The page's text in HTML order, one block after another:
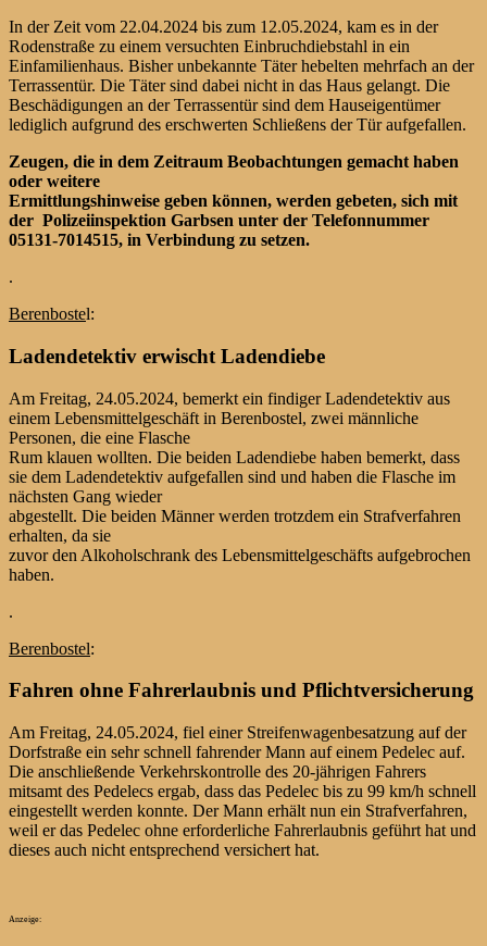
In der Zeit vom 22.04.2024 bis zum 12.05.2024, kam es in der
Rodenstraße zu einem versuchten Einbruchdiebstahl in ein
Einfamilienhaus. Bisher unbekannte Täter hebelten mehrfach an der
Terrassentür. Die Täter sind dabei nicht in das Haus gelangt. Die
Beschädigungen an der Terrassentür sind dem Hauseigentümer
lediglich aufgrund des erschwerten Schließens der Tür aufgefallen.
Zeugen, die in dem Zeitraum Beobachtungen gemacht haben
oder weitere
Ermittlungshinweise geben können, werden gebeten, sich mit
der Polizeiinspektion Garbsen unter der Telefonnummer
05131-7014515, in Verbindung zu setzen.
.
Berenbostel:
Ladendetektiv erwischt Ladendiebe
Am Freitag, 24.05.2024, bemerkt ein findiger Ladendetektiv aus
einem Lebensmittelgeschäft in Berenbostel, zwei männliche
Personen, die eine Flasche
Rum klauen wollten. Die beiden Ladendiebe haben bemerkt, dass
sie dem Ladendetektiv aufgefallen sind und haben die Flasche im
nächsten Gang wieder
abgestellt. Die beiden Männer werden trotzdem ein Strafverfahren
erhalten, da sie
zuvor den Alkoholschrank des Lebensmittelgeschäfts aufgebrochen
haben.
.
Berenbostel:
Fahren ohne Fahrerlaubnis und Pflichtversicherung
Am Freitag, 24.05.2024, fiel einer Streifenwagenbesatzung auf der
Dorfstraße ein sehr schnell fahrender Mann auf einem Pedelec auf.
Die anschließende Verkehrskontrolle des 20-jährigen Fahrers
mitsamt des Pedelecs ergab, dass das Pedelec bis zu 99 km/h schnell
eingestellt werden konnte. Der Mann erhält nun ein Strafverfahren,
weil er das Pedelec ohne erforderliche Fahrerlaubnis geführt hat und
dieses auch nicht entsprechend versichert hat.
Anzeige: